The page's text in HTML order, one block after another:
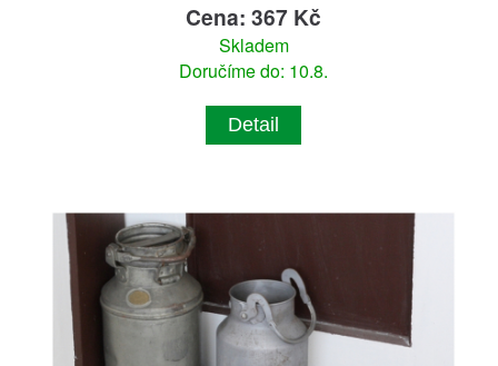
Cena: 367 Kč
Skladem
Doručíme do: 10.8.
Detail